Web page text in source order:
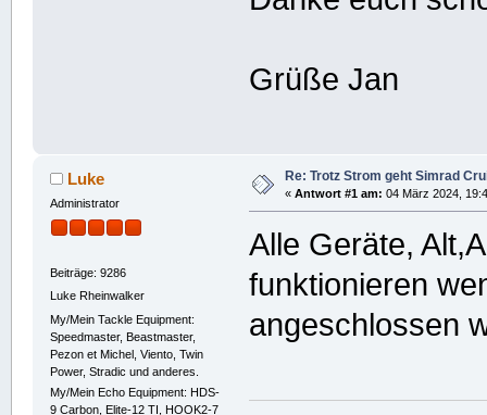
Grüße Jan
Luke
Administrator
Beiträge: 9286
Luke Rheinwalker
My/Mein Tackle Equipment:
Speedmaster, Beastmaster,
Pezon et Michel, Viento, Twin
Power, Stradic und anderes.
My/Mein Echo Equipment: HDS-
9 Carbon, Elite-12 TI, HOOK2-7
Re: Trotz Strom geht Simrad
« Antwort #1 am: 04 März 2024,
Alle Geräte,
funktionieren
angeschlossen